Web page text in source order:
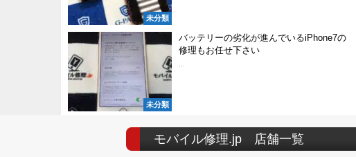
未分類
未分類
バッテリーの劣化が進んでいるiPhone7の
修理もお任せ下さい
モバイル修理.jp 店舗一覧